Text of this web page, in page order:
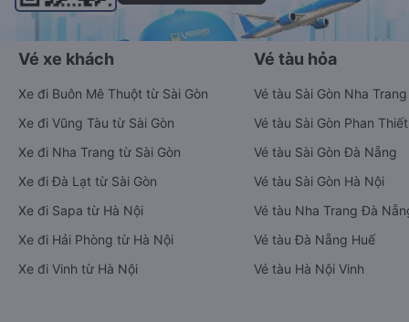
Vé xe khách
Xe đi Buôn Mê Thuột từ Sài Gòn
Xe đi Vũng Tàu từ Sài Gòn
Xe đi Nha Trang từ Sài Gòn
Xe đi Đà Lạt từ Sài Gòn
Xe đi Sapa từ Hà Nội
Xe đi Hải Phòng từ Hà Nội
Xe đi Vinh từ Hà Nội
Vé tàu hỏa
Vé tàu Sài Gòn Nha Trang
Vé tàu Sài Gòn Phan Thiết
Vé tàu Sài Gòn Đà Nẵng
Vé tàu Sài Gòn Hà Nội
Vé tàu Nha Trang Đà
Vé tàu Đà Nẵng Huế
Vé tàu Hà Nội Vinh